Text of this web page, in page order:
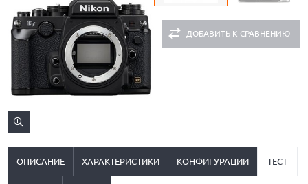
ДОБАВИТЬ К СРАВНЕНИЮ
ОПИСАНИЕ ХАРАКТЕРИСТИКИ КОНФИГУРАЦИИ ТЕСТ